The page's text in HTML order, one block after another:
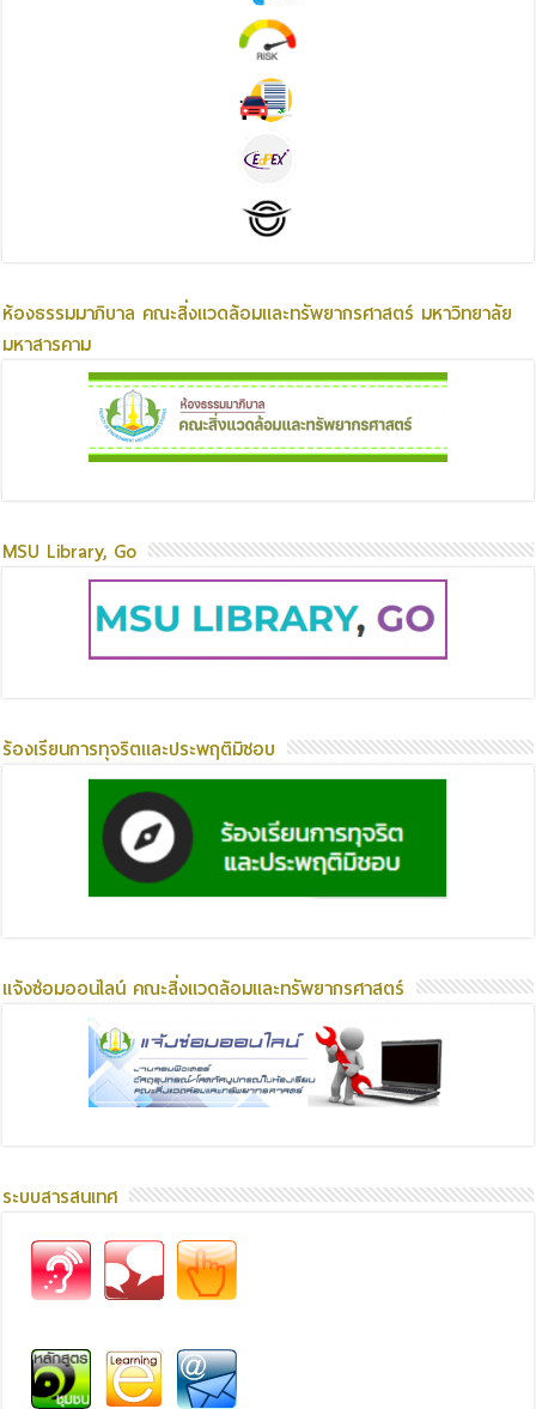
ห้องธรรมมาภิบาล คณะสิ่งแวดล้อมและทรัพยากรศาสตร์ มหาวิทยาลัย
มหาสารคาม
MSU Library, Go
ร้องเรียนการทุจริตและประพฤติมิชอบ
แจ้งซ่อมออนไลน์ คณะสิ่งแวดล้อมและทรัพยากรศาสตร์
ระบบสารสนเทศ